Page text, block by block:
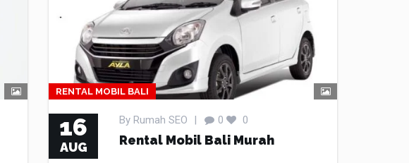
RENTAL MOBIL BALI
16
AUG
ByRumah SEO | 0 0
Rental Mobil Bali Murah